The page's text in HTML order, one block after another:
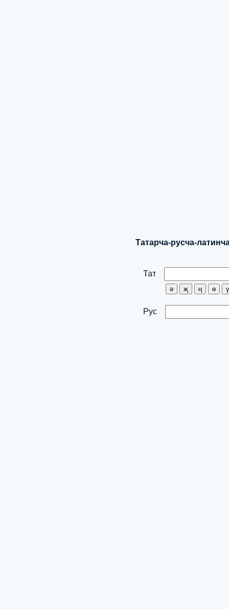
Татарча-русча-
Тат
Рус